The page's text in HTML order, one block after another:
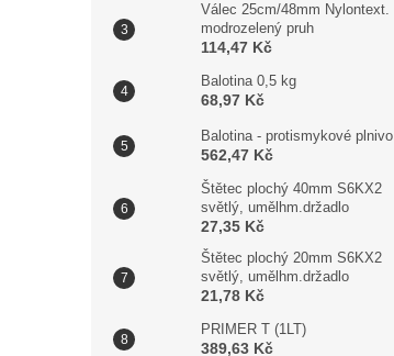
Válec 25cm/48mm Nylontext.
modrozelený pruh
114,47 Kč
Balotina 0,5 kg
68,97 Kč
Balotina - protismykové plnivo
562,47 Kč
Štětec plochý 40mm S6KX2
světlý, umělhm.držadlo
27,35 Kč
Štětec plochý 20mm S6KX2
světlý, umělhm.držadlo
21,78 Kč
PRIMER T (1LT)
389,63 Kč